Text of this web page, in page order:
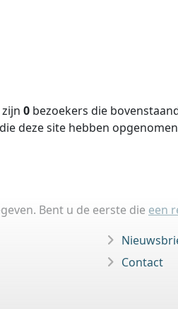
0 bezoekers die
deze site hebben
Bent u de eerste die een
Contact